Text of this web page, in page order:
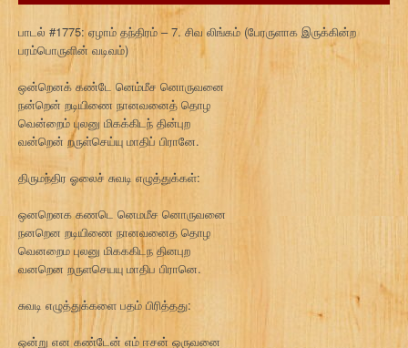
பாடல் #1775: ஏழாம் தந்திரம் – 7. சிவ லிங்கம் (பேரருளாக இருக்கின்ற
பரம்பொருளின் வடிவம்)
ஒன்றெனக் கண்டே னெம்மீச னொருவனை
நன்றென் றடியிணை நானவனைத் தொழ
வென்றைம் புலனு மிகக்கிடந் தின்புற
வன்றென் றருள்செய்யு மாதிப் பிரானே.
திருமந்திர ஓலைச் சுவடி எழுத்துக்கள்:
ஒனறெனக கணடெ னெமமீச னொருவனை
நனறென றடியிணை நானவனைத தொழ
வெனறைம புலனு மிகககிடந தினபுற
வனறென றருளசெயயு மாதிப பிரானெ.
சுவடி எழுத்துக்களை பதம் பிரித்தது:
ஒன்று என கண்டேன் எம் ஈசன் ஒருவனை